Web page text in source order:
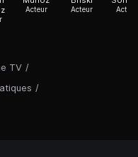
TV /
/
Acteur Acteur Acteur